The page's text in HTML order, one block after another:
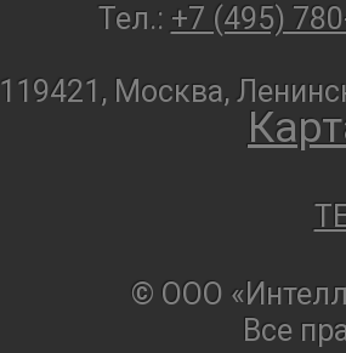
Тел.: +7 (495)
119421, Москва,
© ООО
Все